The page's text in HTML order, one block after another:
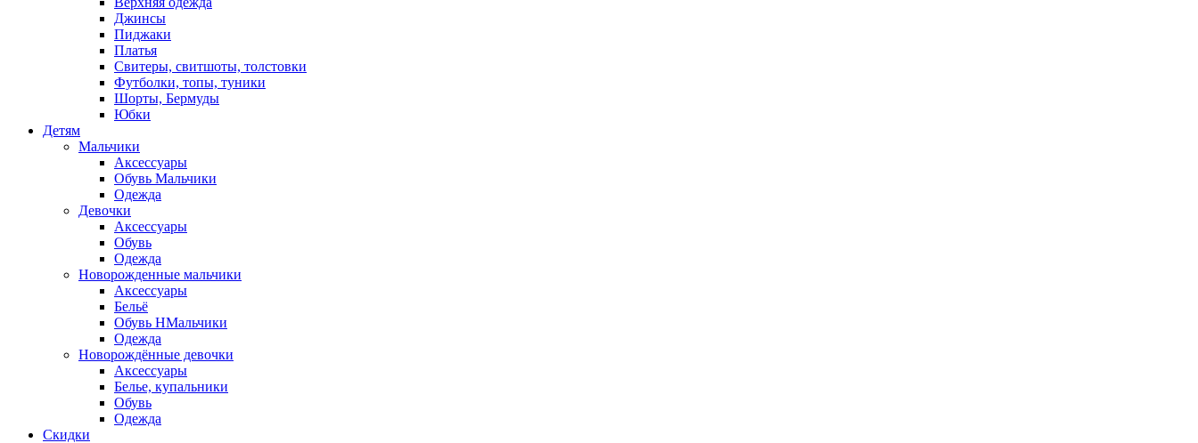
Джинсы
Пиджаки
Платья
Свитеры, свитшоты, толстовки
Футболки, топы, туники
Шорты, Бермуды
Юбки
Детям
Мальчики
Аксессуары
Обувь Мальчики
Одежда
Девочки
Аксессуары
Обувь
Одежда
Новорожденные мальчики
Аксессуары
Бельё
Обувь НМальчики
Одежда
Новорождённые девочки
Аксессуары
Белье, купальники
Обувь
Одежда
Скидки